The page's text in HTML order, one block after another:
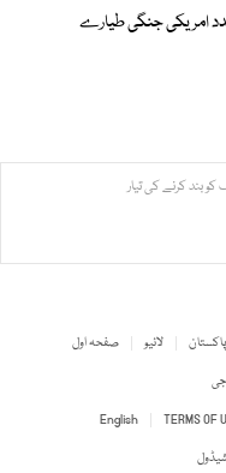
امریکی جنگی طیارے
بند کرنے کی تیار
صفحہ اول لائیو پاکستان
English
TERMS OF
شیڈول